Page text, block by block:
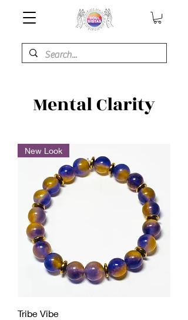
Mental Clarity
New Look
Tribe Vibe